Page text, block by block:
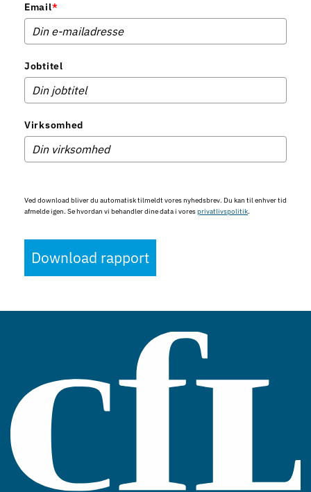
Email*
Jobtitel
Virksomhed
Ved download bliver du automatisk tilmeldt vores nyhedsbrev. Du kan til enhver tid
afmelde igen. Se hvordan vi behandler dine data i voresprivatlivspolitik.
Download rapport